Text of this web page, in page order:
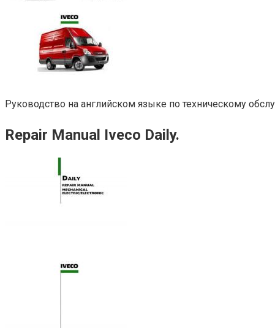
Руководство на английском языке по техническому
Repair Manual Iveco Daily.